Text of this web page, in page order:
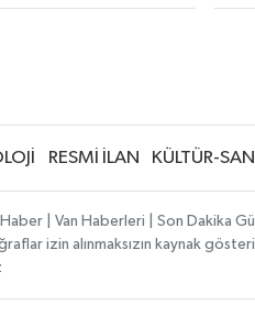
RESMİ İLAN KÜLTÜR-
| Van Haberleri | Son Dakika
izin alınmaksızın kaynak